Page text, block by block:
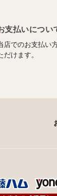
支払いについ
店でのお支払い
だけます。